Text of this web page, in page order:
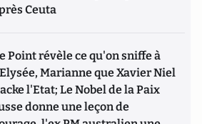
Ceuta
Point révèle ce qu'on sniffe à
Marianne que Xavier Niel
l'Etat; Le Nobel de la Paix
donne une leçon de